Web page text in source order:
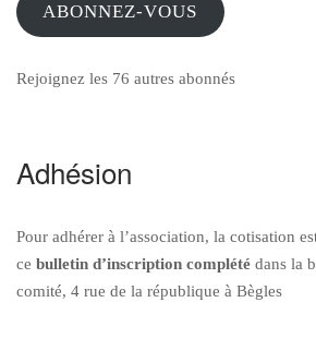
ABONNEZ-VOUS
Rejoignez les 76 autres abonnés
Adhésion
Pour adhérer à l’association, la cotisation
ce bulletin d’inscription complété dans la
comité, 4 rue de la république à Bègles